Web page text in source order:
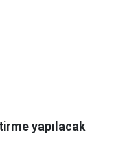
yapılacak